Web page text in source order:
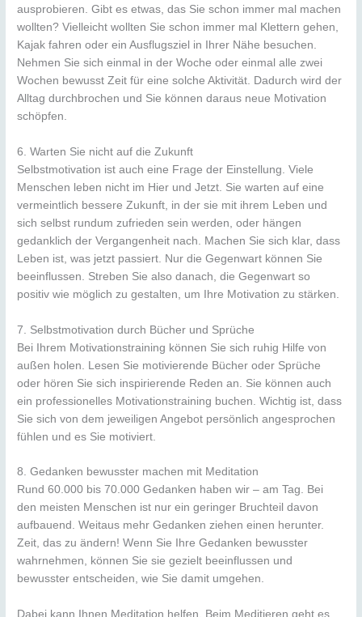
ausprobieren. Gibt es etwas, das Sie schon immer mal machen
wollten? Vielleicht wollten Sie schon immer mal Klettern gehen,
Kajak fahren oder ein Ausflugsziel in Ihrer Nähe besuchen.
Nehmen Sie sich einmal in der Woche oder einmal alle zwei
Wochen bewusst Zeit für eine solche Aktivität. Dadurch wird der
Alltag durchbrochen und Sie können daraus neue Motivation
schöpfen.
6. Warten Sie nicht auf die Zukunft
Selbstmotivation ist auch eine Frage der Einstellung. Viele
Menschen leben nicht im Hier und Jetzt. Sie warten auf eine
vermeintlich bessere Zukunft, in der sie mit ihrem Leben und
sich selbst rundum zufrieden sein werden, oder hängen
gedanklich der Vergangenheit nach. Machen Sie sich klar, dass
Leben ist, was jetzt passiert. Nur die Gegenwart können Sie
beeinflussen. Streben Sie also danach, die Gegenwart so
positiv wie möglich zu gestalten, um Ihre Motivation zu stärken.
7. Selbstmotivation durch Bücher und Sprüche
Bei Ihrem Motivationstraining können Sie sich ruhig Hilfe von
außen holen. Lesen Sie motivierende Bücher oder Sprüche
oder hören Sie sich inspirierende Reden an. Sie können auch
ein professionelles Motivationstraining buchen. Wichtig ist, dass
Sie sich von dem jeweiligen Angebot persönlich angesprochen
fühlen und es Sie motiviert.
8. Gedanken bewusster machen mit Meditation
Rund 60.000 bis 70.000 Gedanken haben wir – am Tag. Bei
den meisten Menschen ist nur ein geringer Bruchteil davon
aufbauend. Weitaus mehr Gedanken ziehen einen herunter.
Zeit, das zu ändern! Wenn Sie Ihre Gedanken bewusster
wahrnehmen, können Sie sie gezielt beeinflussen und
bewusster entscheiden, wie Sie damit umgehen.
Dabei kann Ihnen Meditation helfen. Beim Meditieren geht es